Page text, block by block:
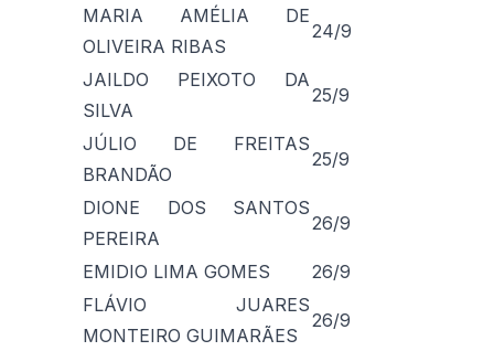
MARIA AMÉLIA DE
OLIVEIRA RIBAS
24/9
JAILDO PEIXOTO DA
SILVA
25/9
JÚLIO DE FREITAS
BRANDÃO
25/9
DIONE DOS SANTOS
PEREIRA
26/9
EMIDIO LIMA GOMES
26/9
FLÁVIO JUARES
MONTEIRO GUIMARÃES
26/9